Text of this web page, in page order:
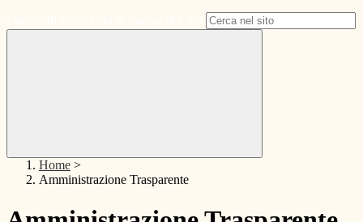
Home >
Amministrazione Trasparente